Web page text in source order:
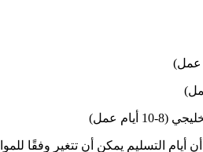
أيام عمل)
أيام التسليم يمكن أن تتغير وفقًا